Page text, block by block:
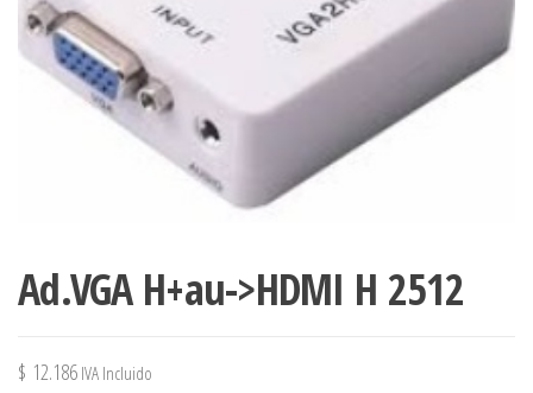
Ad.VGA H+au->HDMI H 2512
$ 12.186 IVA Incluido